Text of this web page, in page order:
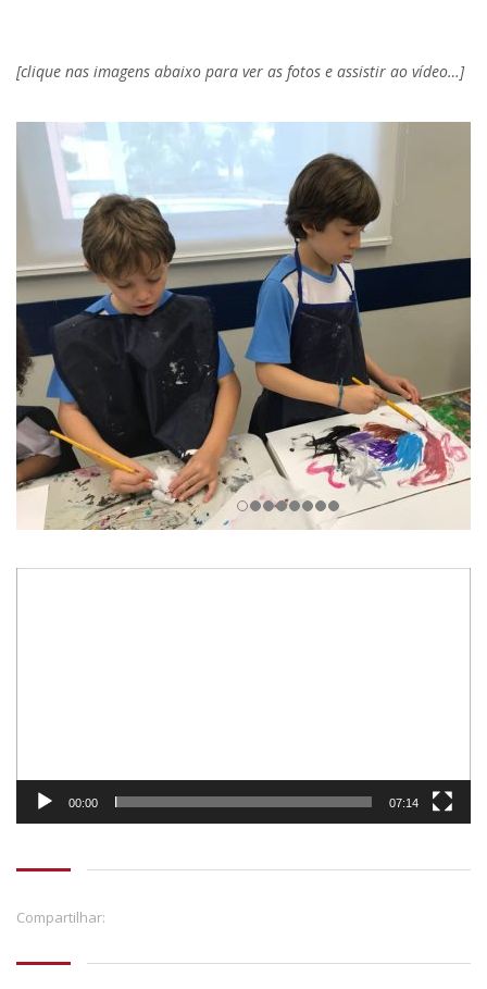
[clique nas imagens abaixo para ver as fotos e assistir ao vídeo…]
00:00 07:14
Compartilhar: